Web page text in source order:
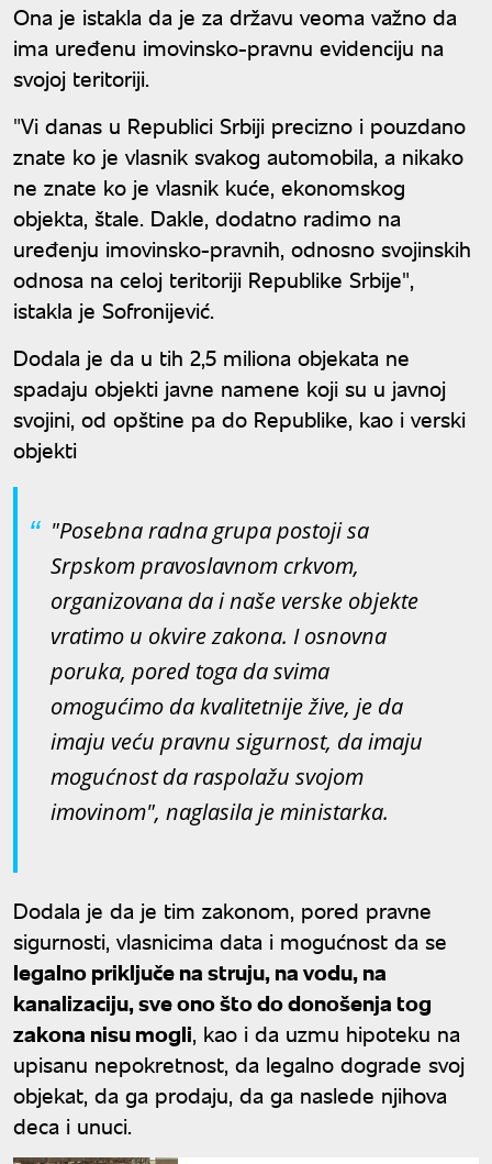
Ona je istakla da je za državu veoma važno da
ima uređenu imovinsko-pravnu evidenciju na
svojoj teritoriji.
"Vi danas u Republici Srbiji precizno i pouzdano
znate ko je vlasnik svakog automobila, a nikako
ne znate ko je vlasnik kuće, ekonomskog
objekta, štale. Dakle, dodatno radimo na
uređenju imovinsko-pravnih, odnosno svojinskih
odnosa na celoj teritoriji Republike Srbije",
istakla je Sofronijević.
Dodala je da u tih 2,5 miliona objekata ne
spadaju objekti javne namene koji su u javnoj
svojini, od opštine pa do Republike, kao i verski
objekti
"Posebna radna grupa postoji sa
Srpskom pravoslavnom crkvom,
organizovana da i naše verske objekte
vratimo u okvire zakona. I osnovna
poruka, pored toga da svima
omogućimo da kvalitetnije žive, je da
imaju veću pravnu sigurnost, da imaju
mogućnost da raspolažu svojom
imovinom", naglasila je ministarka.
Dodala je da je tim zakonom, pored pravne
sigurnosti, vlasnicima data i mogućnost da se
legalno priključe na struju, na vodu, na
kanalizaciju, sve ono što do donošenja tog
zakona nisu mogli, kao i da uzmu hipoteku na
upisanu nepokretnost, da legalno dograde svoj
objekat, da ga prodaju, da ga naslede njihova
deca i unuci.